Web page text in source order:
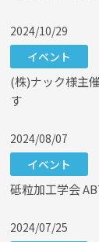
2024/10/29
イベント
(株)ナック様主
す
2024/08/07
イベント
砥粒加工学会
2024/07/25